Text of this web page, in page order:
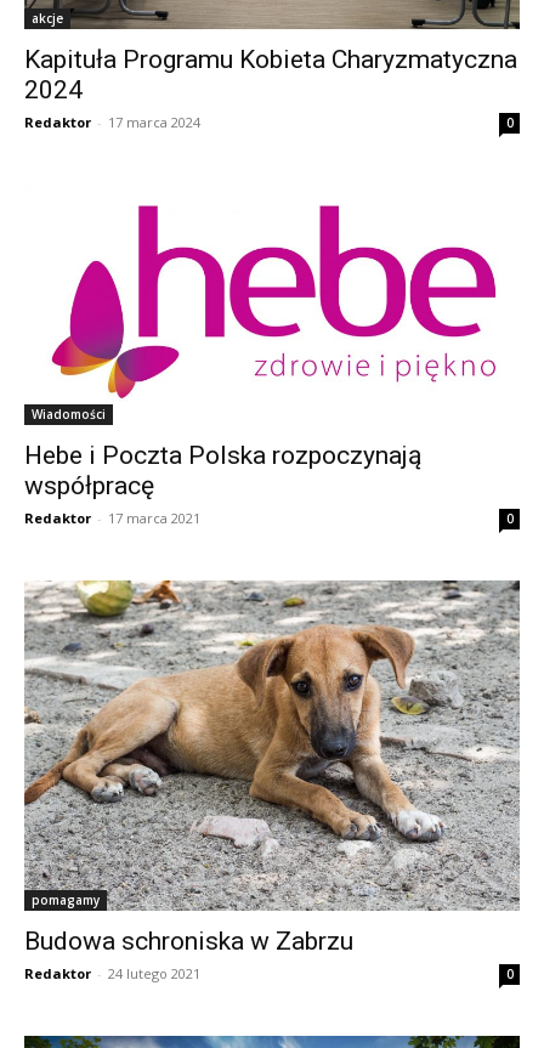
akcje
Kapituła Programu Kobieta Charyzmatyczna
2024
Redaktor - 17 marca 2024 0
Wiadomości
Hebe i Poczta Polska rozpoczynają
współpracę
Redaktor - 17 marca 2021 0
pomagamy
Budowa schroniska w Zabrzu
Redaktor - 24 lutego 2021 0